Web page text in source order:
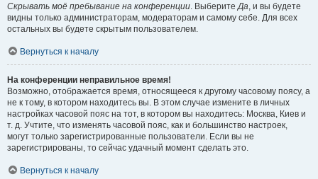
Скрывать моё пребывание на конференции. ВыберитеДа, и вы будете
видны только администраторам, модераторам и самому себе. Для всех
остальных вы будете скрытым пользователем.
Вернуться к началу
На конференции неправильное время!
Возможно, отображается время, относящееся к другому часовому поясу, а
не к тому, в котором находитесь вы. В этом случае измените в личных
настройках часовой пояс на тот, в котором вы находитесь: Москва, Киев и
т. д. Учтите, что изменять часовой пояс, как и большинство настроек,
могут только зарегистрированные пользователи. Если вы не
зарегистрированы, то сейчас удачный момент сделать это.
Вернуться к началу